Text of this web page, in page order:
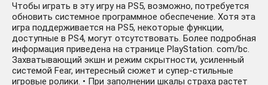
Чтобы играть в эту игру на PS5, возможно, потребуется
обновить системное программное обеспечение. Хотя эта
игра поддерживается на PS5, некоторые функции,
доступные в PS4, могут отсутствовать. Более подробная
информация приведена на странице PlayStation. com/bc.
Захватывающий экшн и режим скрытности, усиленный
системой Fear, интересный сюжет и супер-стильные
игровые ролики. • При заполнении шкалы страха растет